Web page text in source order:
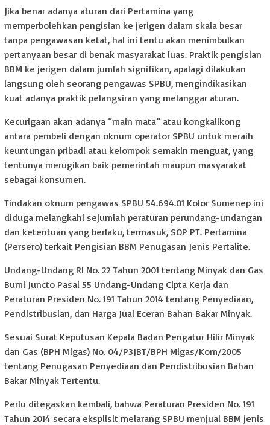
Jika benar adanya aturan dari Pertamina yang
memperbolehkan pengisian ke jerigen dalam skala besar
tanpa pengawasan ketat, hal ini tentu akan menimbulkan
pertanyaan besar di benak masyarakat luas. Praktik pengisian
BBM ke jerigen dalam jumlah signifikan, apalagi dilakukan
langsung oleh seorang pengawas SPBU, mengindikasikan
kuat adanya praktik pelangsiran yang melanggar aturan.
Kecurigaan akan adanya “main mata” atau kongkalikong
antara pembeli dengan oknum operator SPBU untuk meraih
keuntungan pribadi atau kelompok semakin menguat, yang
tentunya merugikan baik pemerintah maupun masyarakat
sebagai konsumen.
Tindakan oknum pengawas SPBU 54.694.01 Kolor Sumenep ini
diduga melangkahi sejumlah peraturan perundang-undangan
dan ketentuan yang berlaku, termasuk, SOP PT. Pertamina
(Persero) terkait Pengisian BBM Penugasan Jenis Pertalite.
Undang-Undang RI No. 22 Tahun 2001 tentang Minyak dan Gas
Bumi Juncto Pasal 55 Undang-Undang Cipta Kerja dan
Peraturan Presiden No. 191 Tahun 2014 tentang Penyediaan,
Pendistribusian, dan Harga Jual Eceran Bahan Bakar Minyak.
Sesuai Surat Keputusan Kepala Badan Pengatur Hilir Minyak
dan Gas (BPH Migas) No. 04/P3JBT/BPH Migas/Kom/2005
tentang Penugasan Penyediaan dan Pendistribusian Bahan
Bakar Minyak Tertentu.
Perlu ditegaskan kembali, bahwa Peraturan Presiden No. 191
Tahun 2014 secara eksplisit melarang SPBU menjual BBM jenis